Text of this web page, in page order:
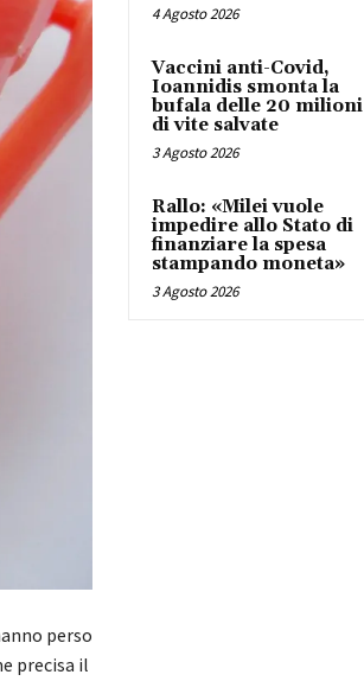
perso
precisa il
4 Agosto 2026
Vaccini anti-Covid,
Ioannidis smonta la
bufala delle 20 milioni
di vite salvate
3 Agosto 2026
Rallo: «Milei vuole
impedire allo Stato di
finanziare la spesa
stampando moneta»
3 Agosto 2026